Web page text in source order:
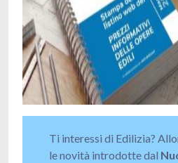
Ti interessi di Edilizia?
le novità introdotte dal